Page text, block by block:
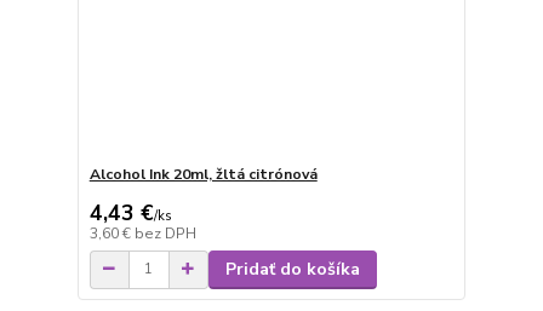
Alcohol Ink 20ml, žltá citrónová
4,43 €/ks
3,60 € bez DPH
Pridať do košíka